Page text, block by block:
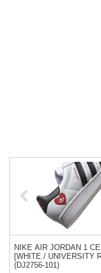
NIKE AIR JORDAN 1
[WHITE / UNIVERSITY
(DJ2756-101)